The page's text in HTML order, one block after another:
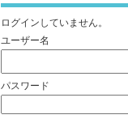
ログインしていません。
ユーザー名
パスワード